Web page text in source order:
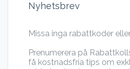
Nyhetsbrev
Missa inga rabattkoder
Prenumerera på
få kostnadsfria tips om